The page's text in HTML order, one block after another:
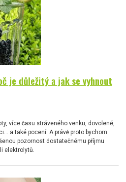
je důležitý a jak se vyhnout
více času stráveného venku, dovolené,
a také pocení. A právě proto bychom
pozornost dostatečnému příjmu
elektrolytů.